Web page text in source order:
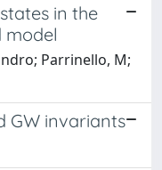
in the
model
Parrinello, M;
GW invariants